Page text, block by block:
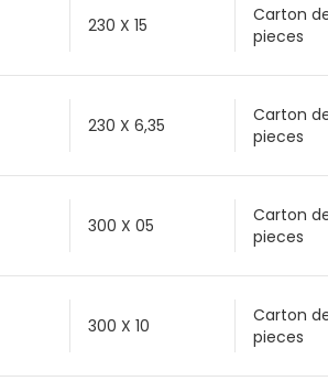
230 X 15
Carton
pieces
230 X 6,35
Carton
pieces
300 X 05
Carton
pieces
300 X 10
Carton
pieces